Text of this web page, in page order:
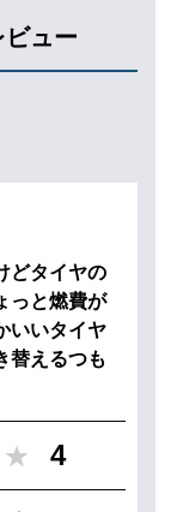
ビュー
どタイヤの
っと燃費が
いいタイヤ
替えるつも
4